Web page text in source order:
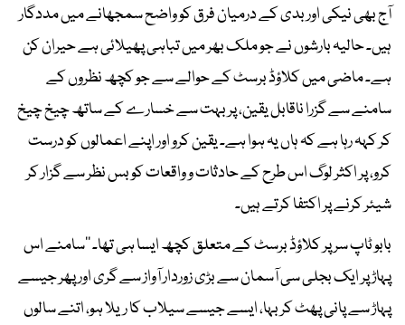
آج بھی نیکی اور بدی کے درمیان فرق کو واضح سمجھانے میں مددگار
ہیں۔ حالیہ بارشوں نے جو ملک بھر میں تباہی پھیلائی ہے حیران کن
ہے۔ ماضی میں کلاؤڈ برسٹ کے حوالے سے جو کچھ نظروں کے
سامنے سے گزرا ناقابل یقین، پر بہت سے خسارے کے ساتھ چیخ چیخ
کر کہہ رہا ہے کہ ہاں یہ ہوا ہے۔ یقین کرو اور اپنے اعمالوں کو درست
کرو، پر اکثر لوگ اس طرح کے حادثات و واقعات کو بس نظر سے گزار کر
شیئر کرنے پر اکتفا کرتے ہیں۔
بابو ٹاپ سر پر کلاؤڈ برسٹ کے متعلق کچھ ایسا ہی تھا۔ ’’سامنے اس
پہاڑ پر ایک بجلی سی آسمان سے بڑی زوردار آواز سے گری اور پھر جیسے
پہاڑ سے پانی پھٹ کر بہا، ایسے جیسے سیلاب کا ریلا ہو، اتنے سالوں